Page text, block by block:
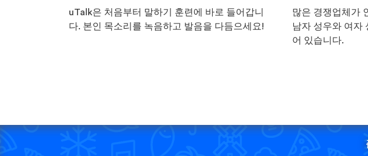
uTalk은 처음부터 말하기 훈련에 바로 들어갑니
다. 본인 목소리를 녹음하고 발음을 다듬으세요!
많은 경쟁업체가
남자 성우와 여자
어 있습니다.